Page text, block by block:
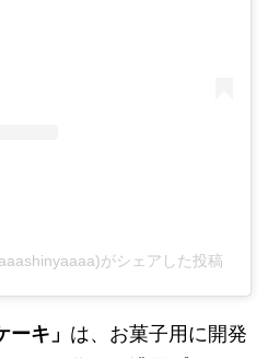
がシェアした投稿
ーキ」 は、お菓子用に開発